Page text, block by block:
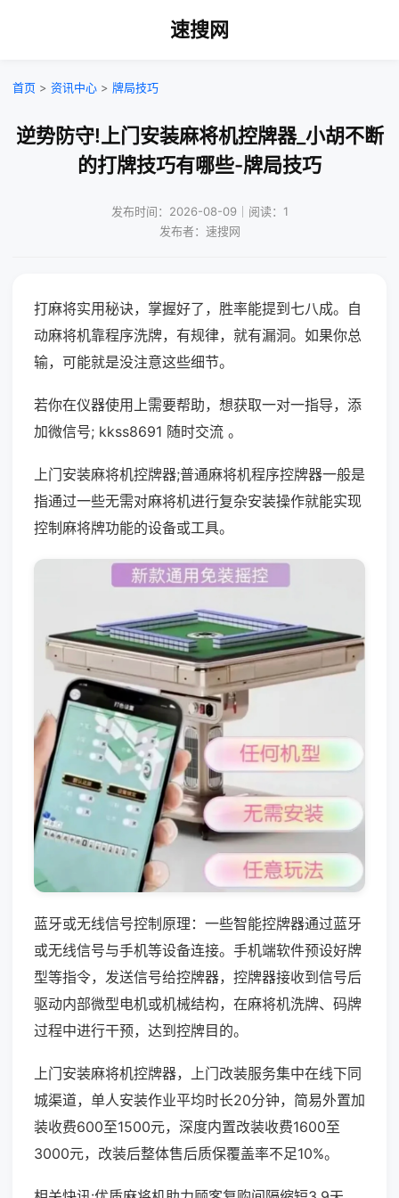
速搜网
首页 > 资讯中心 > 牌局技巧
逆势防守!上门安装麻将机控牌器_小胡不断
的打牌技巧有哪些-牌局技巧
发布时间：2026-08-09｜阅读：1
发布者：速搜网
打麻将实用秘诀，掌握好了，胜率能提到七八成。自
动麻将机靠程序洗牌，有规律，就有漏洞。如果你总
输，可能就是没注意这些细节。
若你在仪器使用上需要帮助，想获取一对一指导，添
加微信号; kkss8691 随时交流 。
上门安装麻将机控牌器;普通麻将机程序控牌器一般是
指通过一些无需对麻将机进行复杂安装操作就能实现
控制麻将牌功能的设备或工具。
蓝牙或无线信号控制原理：一些智能控牌器通过蓝牙
或无线信号与手机等设备连接。手机端软件预设好牌
型等指令，发送信号给控牌器，控牌器接收到信号后
驱动内部微型电机或机械结构，在麻将机洗牌、码牌
过程中进行干预，达到控牌目的。
上门安装麻将机控牌器，上门改装服务集中在线下同
城渠道，单人安装作业平均时长20分钟，简易外置加
装收费600至1500元，深度内置改装收费1600至
3000元，改装后整体售后质保覆盖率不足10%。